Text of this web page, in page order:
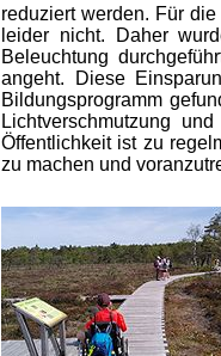
reduziert werden. Für
leider nicht. Daher
Beleuchtung
angeht. Diese
Bildungsprogramm
Lichtverschmutzung
Öffentlichkeit ist zu
zu machen und